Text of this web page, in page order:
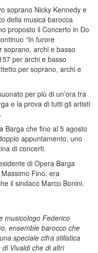
soprano Nicky Kennedy e
della musica barocca
proposto il Concerto in Do
“In furore
soprano, archi e basso
per archi e basso
per soprano, archi e
per più di un’ora tra
e la prova di tutti gli artisti
Barga che fino al 5 agosto
appuntamento, uno
di concerti.
di Opera Barga
Fino, era
il sindaco Marco Bonini.
musicologo Federico
ensemble barocco che
speciale cifra stilistica
Vivaldi che di altri